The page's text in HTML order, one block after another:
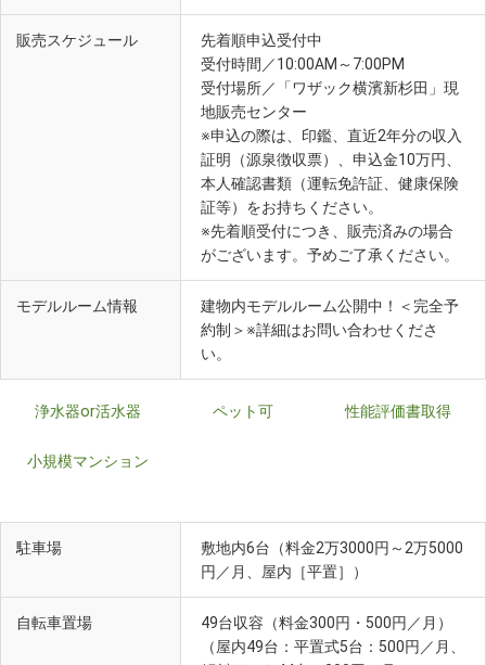
販売スケジュール
先着順申込受付中
受付時間／10:00AM～7:00PM
受付場所／「ワザック横濱新杉田」現
地販売センター
※申込の際は、印鑑、直近2年分の収入
証明（源泉徴収票）、申込金10万円、
本人確認書類（運転免許証、健康保険
証等）をお持ちください。
※先着順受付につき、販売済みの場合
がございます。予めご了承ください。
モデルルーム情報
建物内モデルルーム公開中！＜完全予
約制＞※詳細はお問い合わせくださ
い。
浄水器or活水器 ペット可 性能評価書取得
小規模マンション
駐車場
敷地内6台（料金2万3000円～2万5000
円／月、屋内［平置］）
自転車置場
49台収容（料金300円・500円／月）
（屋内49台：平置式5台：500円／月、